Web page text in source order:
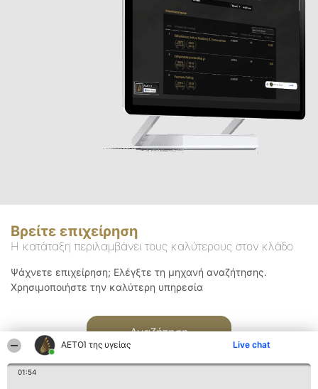
ΑΕΤΟΊ της υγείας Live chat
01:54
Βρείτε επιχείρηση
Η κατάταξη περιλαμβάνει τους καλύτερους στον κλάδο
Ψάχνετε επιχείρηση; Ελέγξτε τη μηχανή αναζήτησης.
Χρησιμοποιήστε την καλύτερη υπηρεσία
Αναζήτηση